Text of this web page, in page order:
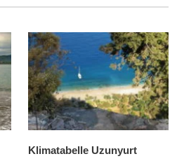
Klimatabelle Uzunyurt